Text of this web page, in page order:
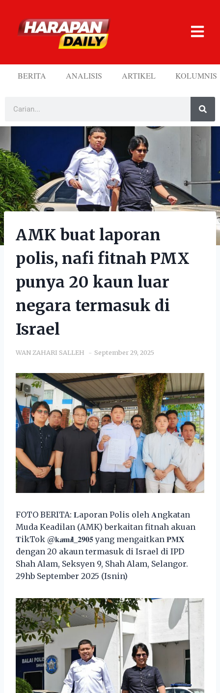
BERITA ANALISIS ARTIKEL KOLUMNIS
AMK buat laporan
polis, nafi fitnah PMX
punya 20 kaun luar
negara termasuk di
Israel
WAN ZAHARI SALLEH September 29, 2025
FOTO BERITA: 𝐋aporan Polis oleh 𝐀ngkatan
Muda Keadilan (AMK) berkaitan fitnah akuan
𝐓ikTok @𝐤𝐚𝐦𝐢𝐥_𝟐𝟗𝟎𝟓 yang mengaitkan 𝐏𝐌𝐗
dengan 20 akaun termasuk di Israel di IPD
Shah Alam, Seksyen 9, Shah Alam, Selangor.
29hb September 2025 (Isnin)